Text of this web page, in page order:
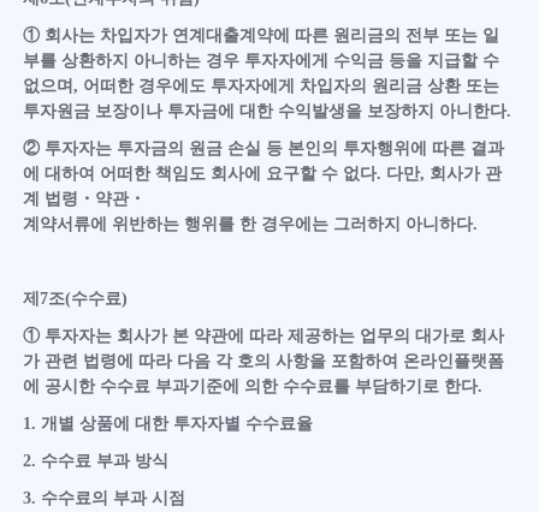
① 회사는 차입자가 연계대출계약에 따른 원리금의 전부 또는 일
부를 상환하지 아니하는 경우 투자자에게 수익금 등을 지급할 수
없으며, 어떠한 경우에도 투자자에게 차입자의 원리금 상환 또는
투자원금 보장이나 투자금에 대한 수익발생을 보장하지 아니한다.
② 투자자는 투자금의 원금 손실 등 본인의 투자행위에 따른 결과
에 대하여 어떠한 책임도 회사에 요구할 수 없다. 다만, 회사가 관
계 법령・약관・
계약서류에 위반하는 행위를 한 경우에는 그러하지 아니하다.
제7조(수수료)
① 투자자는 회사가 본 약관에 따라 제공하는 업무의 대가로 회사
가 관련 법령에 따라 다음 각 호의 사항을 포함하여 온라인플랫폼
에 공시한 수수료 부과기준에 의한 수수료를 부담하기로 한다.
1. 개별 상품에 대한 투자자별 수수료율
2. 수수료 부과 방식
3. 수수료의 부과 시점